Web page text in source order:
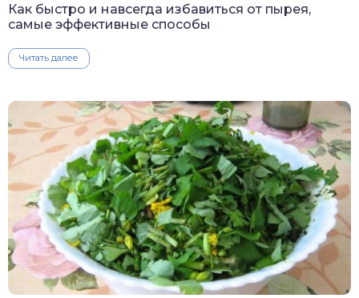
Как быстро и навсегда избавиться от пырея,
самые эффективные способы
Читать далее